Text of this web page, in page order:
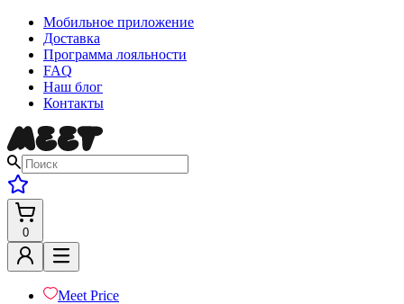
Мобильное приложение
Доставка
Программа лояльности
FAQ
Наш блог
Контакты
0
Meet Price